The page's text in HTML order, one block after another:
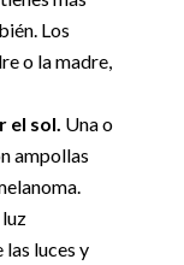
Los
o la madre,
sol. Una o
ampollas
luz
luces y